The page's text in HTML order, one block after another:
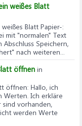
weißes Blatt
Blatt Papier-:
mit "normalen" Text
Speichern,
nach weiteren...
öffnen in
öffnen: Hallo, ich
Werten. Ich erkläre
sind vorhanden,
werden Werte